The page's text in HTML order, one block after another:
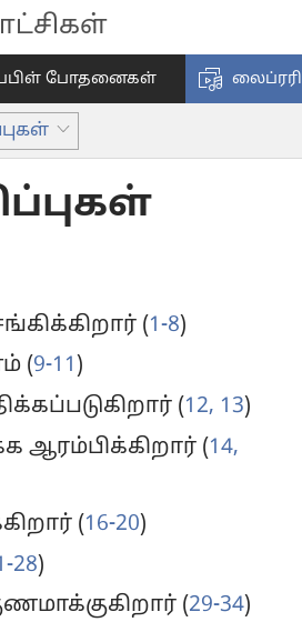
போதனைகள் லைப்ரரி
(1-8)
(9-11 )
(12, 13)
ஆரம்பிக்கிறார் (14,
(16-20)
28)
(29-34)